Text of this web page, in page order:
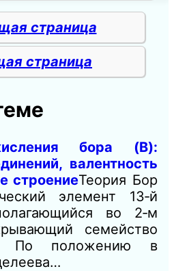
страница
страница
бора (B):
валентность
строениеТеория Бор
элемент 13‑й
во 2‑м
семейство
По положению в